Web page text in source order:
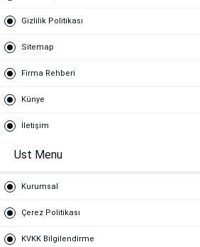
Gizlilik Politikası
Sitemap
Firma Rehberi
Künye
İletişim
Ust Menu
Kurumsal
Çerez Politikası
KVKK Bilgilendirme